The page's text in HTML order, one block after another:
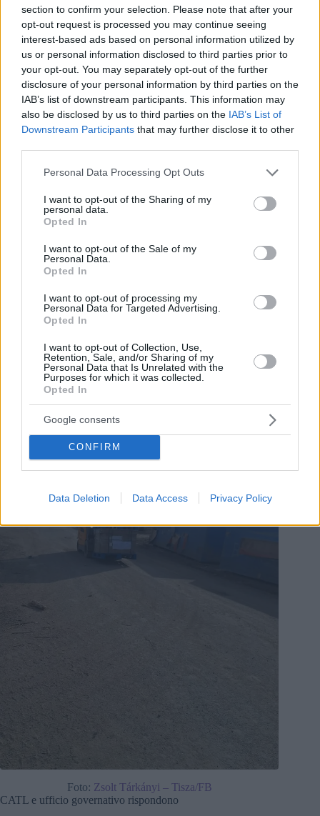
section to confirm your selection. Please note that after your
opt-out request is processed you may continue seeing
interest-based ads based on personal information utilized by
us or personal information disclosed to third parties prior to
your opt-out. You may separately opt-out of the further
disclosure of your personal information by third parties on the
IAB’s list of downstream participants. This information may
also be disclosed by us to third parties on the IAB’s List of
Downstream Participants that may further disclose it to other
Please note that this website/app uses one or more Google
not limited to your visit or usage behaviour. You may click to
grant or deny consent to Google and its third-party tags to
use your data for below specified purposes in below Google
consent section.
Personal Data Processing Opt Outs
I want to opt-out of the Sharing of my
personal data.
Opted In
I want to opt-out of the Sale of my
Personal Data.
Opted In
I want to opt-out of processing my
Personal Data for Targeted Advertising.
Opted In
I want to opt-out of Collection, Use,
Retention, Sale, and/or Sharing of my
Personal Data that Is Unrelated with the
Purposes for which it was collected.
Opted In
Google consents
CONFIRM
Data Deletion Data Access Privacy Policy
Foto:Zsolt Tárkányi – Tisza/FB
Tisza offre un nuovo accordo agli impianti di batterie
Secondo Tárkányi, le autorità entrano in azione
solo quando
irregolarità . Se Tisza dovesse trionfare il 12 aprile, sostiene,
queste fabbriche di batterie dovranno stringere nuovi patti con
il Governo, tra cui il rispetto 24 ore su 24 di ogni
ungheresi” perché il Governo lo permette.
“È impossibile importare lavoratori ospiti dell’Estremo
Oriente a migliaia come manodopera a basso costo. Con i
loro bei profitti, i salari europei devono essere pagati ai
lavoratori ungheresi, che li ripagheranno con un lavoro
della futura cooperazione.
Foto: Zsolt Tárkányi – Tisza/FB
CATL e ufficio governativo rispondono